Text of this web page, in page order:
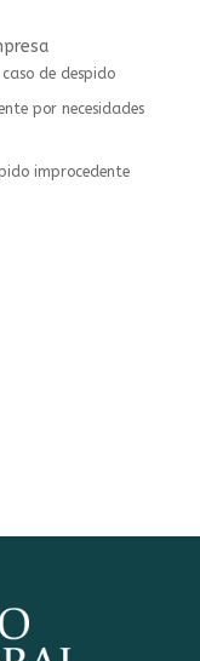
de despido
por necesidades
improcedente